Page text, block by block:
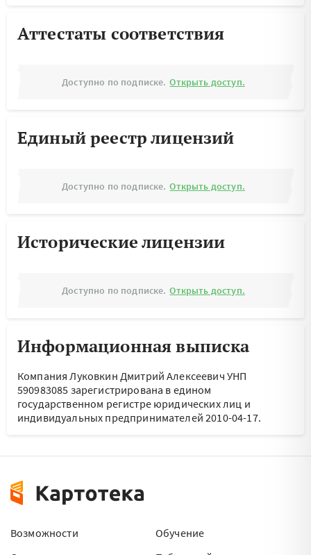
Аттестаты соответствия
Доступно по подписке. Открыть доступ.
Единый реестр лицензий
Доступно по подписке. Открыть доступ.
Исторические лицензии
Доступно по подписке. Открыть доступ.
Информационная выписка
Компания Луковкин Дмитрий Алексеевич УНП
590983085 зарегистрирована в едином
государственном регистре юридических лиц и
индивидуальных предпринимателей 2010-04-17.
Возможности
Обучение